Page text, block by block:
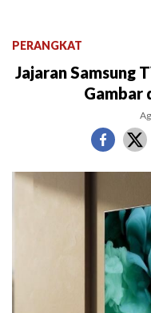
PERANGKAT
Jajaran Samsung
Gambar